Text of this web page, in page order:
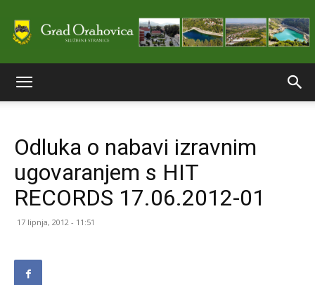
stranice
Grada
Odluka o nabavi izravnim
ugovaranjem s HIT
RECORDS 17.06.2012-01
17 lipnja, 2012 - 11:51